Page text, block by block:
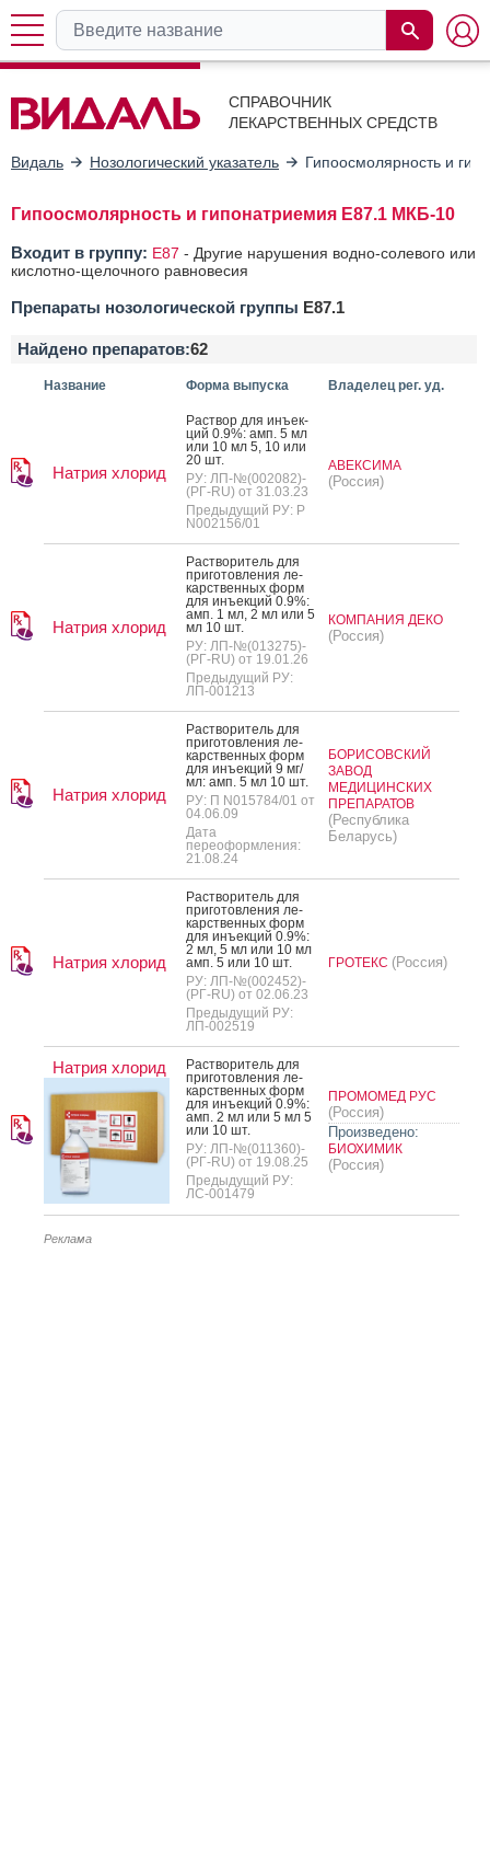
СПРАВОЧНИК
ЛЕКАРСТВЕННЫХ СРЕДСТВ
Видаль Нозологический указатель Гипоосмолярность и
Гипоосмолярность и гипонатриемия E87.1 МКБ-10
Входит в группу: E87 - Другие нарушения водно-солевого или
кислотно-щелочного равновесия
Препараты нозологической группы E87.1
Найдено препаратов:62
Название Форма выпуска Владелец рег. уд.
Натрия хлорид
Рас­твор для инъ­ек­
ций 0.9%: амп. 5 мл
или 10 мл 5, 10 или
20 шт.
РУ: ЛП-№(002082)-
(РГ-RU) от 31.03.23
Предыдущий РУ: Р
N002156/01
АВЕКСИМА
(Россия)
Натрия хлорид
Рас­тво­ритель для
при­готов­ле­ния ле­
карс­твен­ных форм
для инъ­ек­ций 0.9%:
амп. 1 мл, 2 мл или 5
мл 10 шт.
РУ: ЛП-№(013275)-
(РГ-RU) от 19.01.26
Предыдущий РУ:
ЛП-001213
КОМПАНИЯ ДЕКО
(Россия)
Натрия хлорид
Рас­тво­ритель для
при­готов­ле­ния ле­
карс­твен­ных форм
для инъ­ек­ций 9 мг/
мл: амп. 5 мл 10 шт.
РУ: П N015784/01 от
04.06.09
Дата
переоформления:
21.08.24
БОРИСОВСКИЙ
ЗАВОД
МЕДИЦИНСКИХ
ПРЕПАРАТОВ
(Республика
Беларусь)
Натрия хлорид
Рас­тво­ритель для
при­готов­ле­ния ле­
карс­твен­ных форм
для инъ­ек­ций 0.9%:
2 мл, 5 мл или 10 мл
амп. 5 или 10 шт.
РУ: ЛП-№(002452)-
(РГ-RU) от 02.06.23
Предыдущий РУ:
ЛП-002519
ГРОТЕКС (Россия)
Натрия хлорид
Рас­тво­ритель для
при­готов­ле­ния ле­
карс­твен­ных форм
для инъ­ек­ций 0.9%:
амп. 2 мл или 5 мл 5
или 10 шт.
РУ: ЛП-№(011360)-
(РГ-RU) от 19.08.25
Предыдущий РУ:
ЛС-001479
ПРОМОМЕД РУС
(Россия)
Произведено:
БИОХИМИК
(Россия)
Реклама